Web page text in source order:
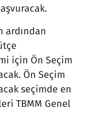
ardından
için Ön Seçim
Ön Seçim
seçimde en
TBMM Genel